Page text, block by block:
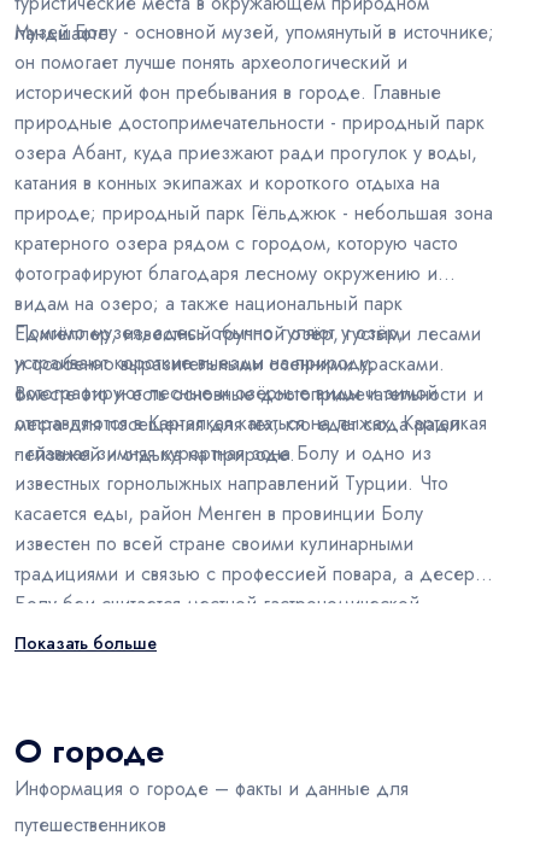
ландшафте.
Музей Болу - основной музей, упомянутый в источнике;
он помогает лучше понять археологический и
исторический фон пребывания в городе. Главные
природные достопримечательности - природный парк
озера Абант, куда приезжают ради прогулок у воды,
катания в конных экипажах и короткого отдыха на
природе; природный парк Гёльджюк - небольшая зона
кратерного озера рядом с городом, которую часто
фотографируют благодаря лесному окружению и
видам на озеро; а также национальный парк
Едигёллер, известный группой озёр, густыми лесами
и особенно выразительными осенними красками.
Вместе это и есть основные достопримечательности и
места для посещения для тех, кто едет сюда ради
пейзажей и отдыха на природе.
Помимо музея, здесь обычно гуляют у озёр,
устраивают короткие выезды на природу,
фотографируют лесные и озёрные виды и зимой
отправляются в Карталкая кататься на лыжах. Карталкая
- главная зимняя курортная зона Болу и одно из
известных горнолыжных направлений Турции. Что
касается еды, район Менген в провинции Болу
известен по всей стране своими кулинарными
традициями и связью с профессией повара, а десерт
Болу-беи считается местной гастрономической
особенностью города.
Показать больше
О городе
Информация о городе – факты и данные для
путешественников